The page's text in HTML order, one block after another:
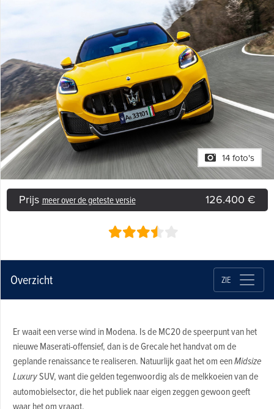
14 foto's
Prijs meer over de geteste versie 126.400 €
Overzicht ZIE
Er waait een verse wind in Modena. Is de MC20 de speerpunt van het
nieuwe Maserati-offensief, dan is de Grecale het handvat om de
geplande renaissance te realiseren. Natuurlijk gaat het om eenMidsize
LuxurySUV, want diegelden tegenwoordig als de melkkoeien van de
automobielsector, die het publiek naar eigen zeggen gewoon geeft
waar het om vraagt.